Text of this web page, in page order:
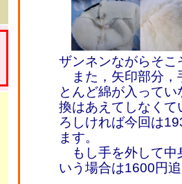
ザンネンながらそこ
また，矢印部分，
とんど綿が入って
換はあえてしなく
ろしければ今回は
ます。
もし手を外して中
いう場合は1600円